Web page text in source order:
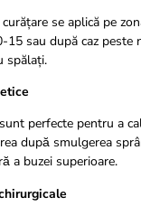
se aplică pe
15 sau după caz peste
spălați.
perfecte pentru a
după smulgerea
a buzei superioare.